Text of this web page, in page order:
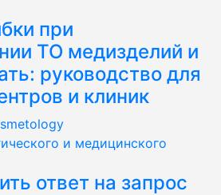
при
ТО медизделий и
руководство для
и клиник
и медицинского
ответ на запрос